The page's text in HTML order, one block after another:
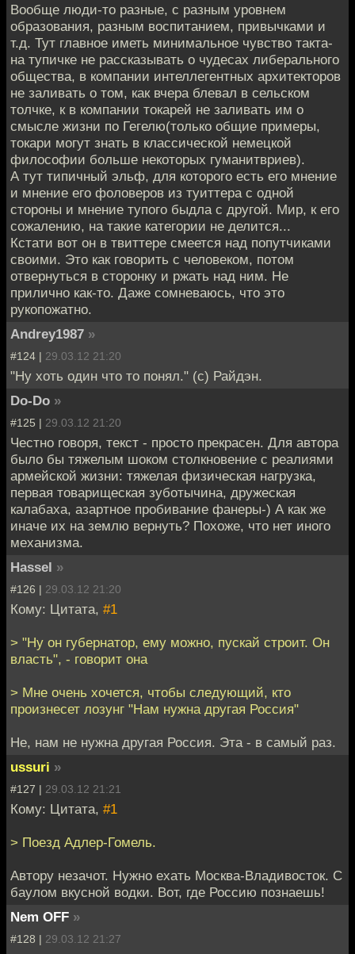
Вообще люди-то разные, с разным уровнем
образования, разным воспитанием, привычками и
т.д. Тут главное иметь минимальное чувство такта-
на тупичке не рассказывать о чудесах либерального
общества, в компании интеллегентных архитекторов
не заливать о том, как вчера блевал в сельском
толчке, к в компании токарей не заливать им о
смысле жизни по Гегелю(только общие примеры,
токари могут знать в классической немецкой
философии больше некоторых гуманитвриев).
А тут типичный эльф, для которого есть его мнение
и мнение его фоловеров из туиттера с одной
стороны и мнение тупого быдла с другой. Мир, к его
сожалению, на такие категории не делится...
Кстати вот он в твиттере смеется над попутчиками
своими. Это как говорить с человеком, потом
отвернуться в сторонку и ржать над ним. Не
прилично как-то. Даже сомневаюсь, что это
рукопожатно.
Andrey1987 »
#124 | 29.03.12 21:20
"Ну хоть один что то понял." (с) Райдэн.
Do-Do »
#125 | 29.03.12 21:20
Честно говоря, текст - просто прекрасен. Для автора
было бы тяжелым шоком столкновение с реалиями
армейской жизни: тяжелая физическая нагрузка,
первая товарищеская зуботычина, дружеская
калабаха, азартное пробивание фанеры-) А как же
иначе их на землю вернуть? Похоже, что нет иного
механизма.
Hassel »
#126 | 29.03.12 21:20
Кому: Цитата, #1
> "Ну он губернатор, ему можно, пускай строит. Он
власть", - говорит она
> Мне очень хочется, чтобы следующий, кто
произнесет лозунг "Нам нужна другая Россия"
Не, нам не нужна другая Россия. Эта - в самый раз.
ussuri »
#127 | 29.03.12 21:21
Кому: Цитата, #1
> Поезд Адлер-Гомель.
Автору незачот. Нужно ехать Москва-Владивосток. С
баулом вкусной водки. Вот, где Россию познаешь!
Nem OFF »
#128 | 29.03.12 21:27